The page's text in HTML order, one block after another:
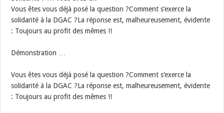
Vous êtes vous déjà posé la question ?Comment s’exerce la
solidarité à la DGAC ?La réponse est, malheureusement, évidente
: Toujours au profit des mêmes !!
Démonstration …
Vous êtes vous déjà posé la question ?Comment s’exerce la
solidarité à la DGAC ?La réponse est, malheureusement, évidente
: Toujours au profit des mêmes !!